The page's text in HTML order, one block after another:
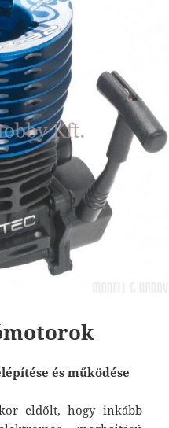
és működése
eldőlt, hogy inkább